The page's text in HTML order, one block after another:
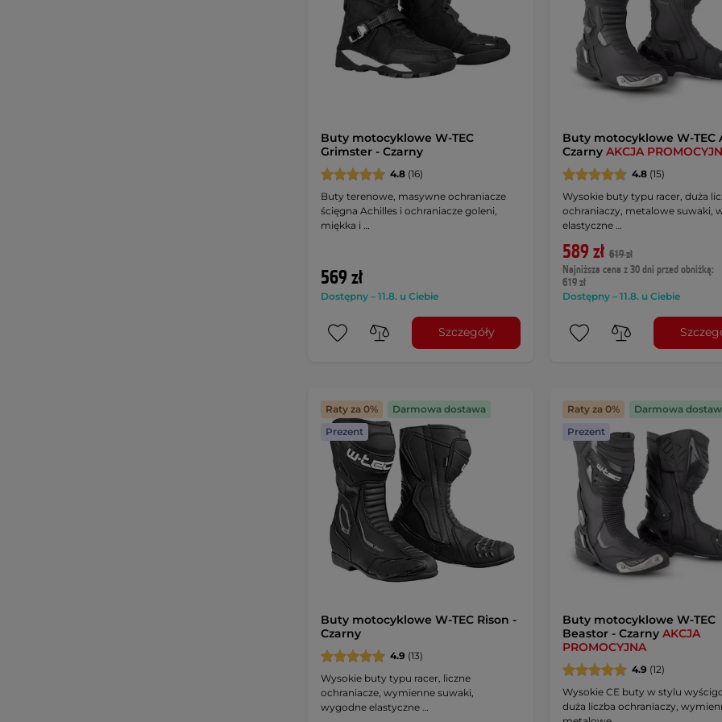
Buty motocyklowe W-TEC
Grimster - Czarny
4.8 (16)
Buty terenowe, masywne ochraniacze
ścięgna Achilles i ochraniacze goleni,
miękka i …
569 zł
Dostępny – 11.8. u Ciebie
Szczegóły
Buty motocyklowe W-TEC
Czarny AKCJA
4.8(15)
Wysokie buty typu racer, duża
ochraniaczy, metalowe suwaki,
elastyczne …
589 zł 619 zł
Najniższa cena z 30 dni przed obniżką:
619 zł
Dostępny – 11.8. u Ciebie
Raty za 0%
Darmowa dostawa
Prezent
Buty motocyklowe W-TEC Rison -
Czarny
4.9 (13)
Wysokie buty typu racer, liczne
ochraniacze, wymienne suwaki,
wygodne elastyczne …
Raty za 0%
Darmowa
Prezent
Buty motocyklowe W-TEC
Beastor - Czarny AKCJA
PROMOCYJNA
4.9 (12)
Wysokie CE buty w stylu
duża liczba ochraniaczy,